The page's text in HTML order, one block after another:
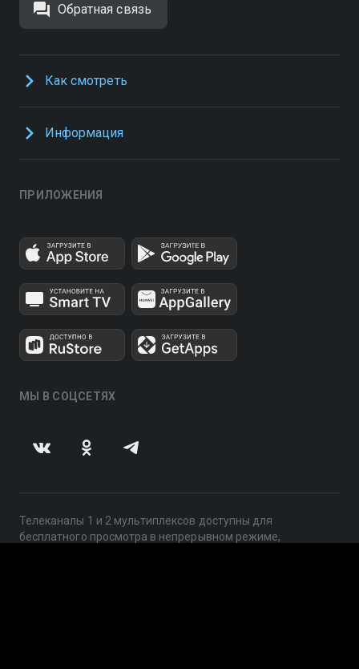
Обратная связь
Как смотреть
Информация
ПРИЛОЖЕНИЯ
МЫ В СОЦСЕТЯХ
Телеканалы 1 и 2 мультиплексов доступны для
бесплатного просмотра в непрерывном режиме,